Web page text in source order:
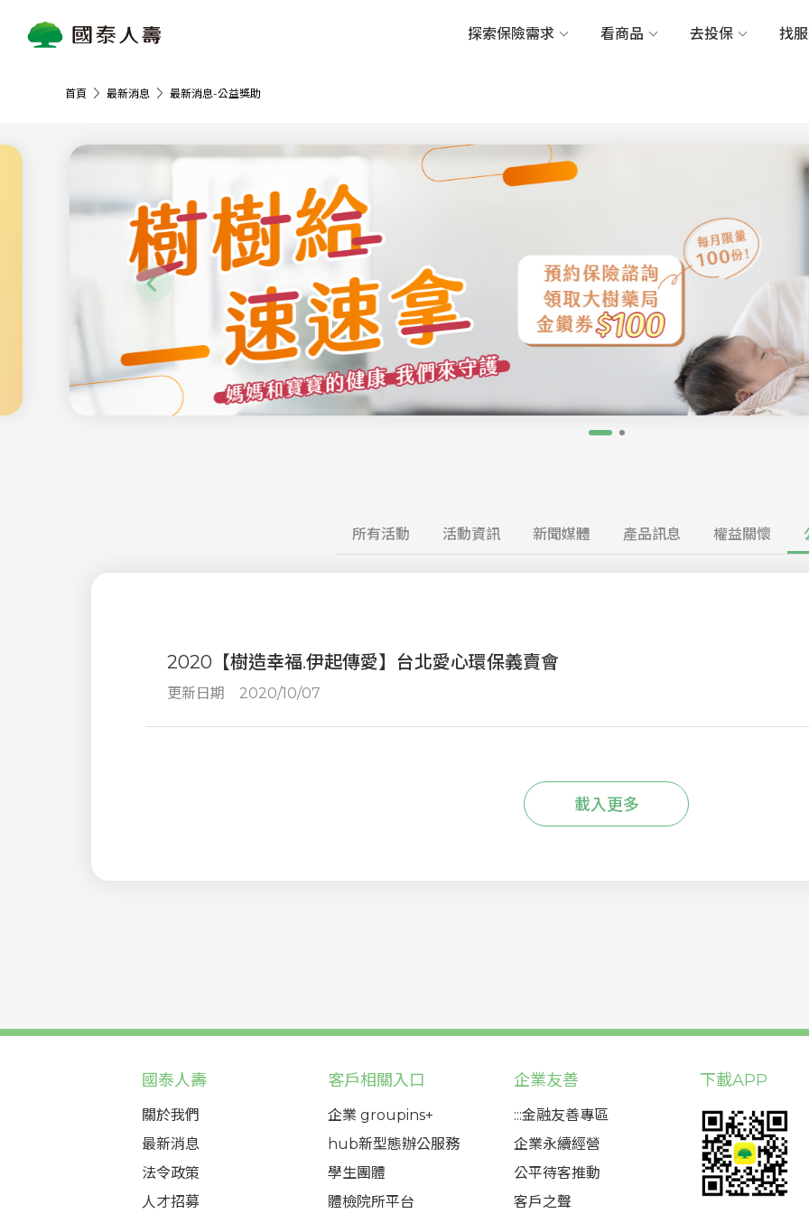
探索保險需求 看商品 去投保 找
首頁 最新消息 最新消息-公益獎助
所有活動 活動資訊 新聞媒體 產品訊息 權益關懷
2020【樹造幸福.伊起傳愛】台北愛心環保義賣會
更新日期 2020/10/07
載入更多
國泰人壽
關於我們
最新消息
法令政策
人才招募
客戶相關入口
企業 groupins+
hub新型態辦公服務
學生團體
體檢院所平台
企業友善
:::金融友善專區
企業永續經營
公平待客推動
客戶之聲
下載APP